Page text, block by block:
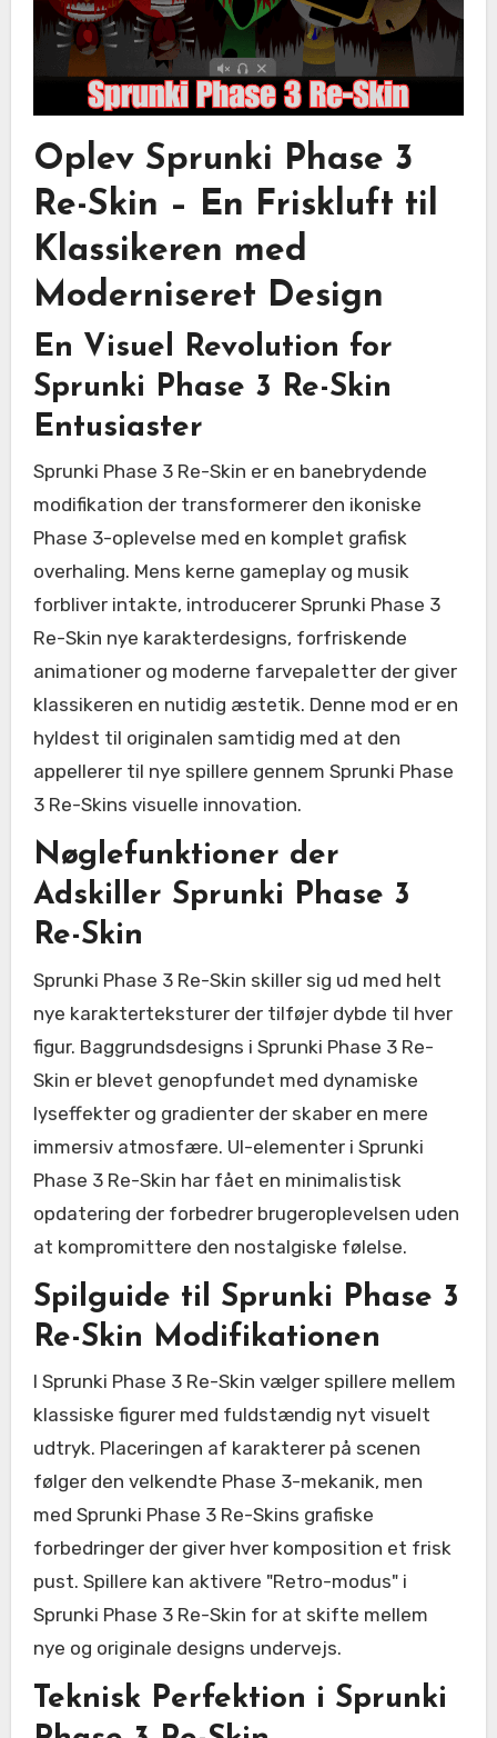
Oplev Sprunki Phase 3
Re-Skin – En Friskluft til
Klassikeren med
Moderniseret Design
En Visuel Revolution for
Sprunki Phase 3 Re-Skin
Entusiaster
Sprunki Phase 3 Re-Skin er en banebrydende
modifikation der transformerer den ikoniske
Phase 3-oplevelse med en komplet grafisk
overhaling. Mens kerne gameplay og musik
forbliver intakte, introducerer Sprunki Phase 3
Re-Skin nye karakterdesigns, forfriskende
animationer og moderne farvepaletter der giver
klassikeren en nutidig æstetik. Denne mod er en
hyldest til originalen samtidig med at den
appellerer til nye spillere gennem Sprunki Phase
3 Re-Skins visuelle innovation.
Nøglefunktioner der
Adskiller Sprunki Phase 3
Re-Skin
Sprunki Phase 3 Re-Skin skiller sig ud med helt
nye karakterteksturer der tilføjer dybde til hver
figur. Baggrundsdesigns i Sprunki Phase 3 Re-
Skin er blevet genopfundet med dynamiske
lyseffekter og gradienter der skaber en mere
immersiv atmosfære. UI-elementer i Sprunki
Phase 3 Re-Skin har fået en minimalistisk
opdatering der forbedrer brugeroplevelsen uden
at kompromittere den nostalgiske følelse.
Spilguide til Sprunki Phase 3
Re-Skin Modifikationen
I Sprunki Phase 3 Re-Skin vælger spillere mellem
klassiske figurer med fuldstændig nyt visuelt
udtryk. Placeringen af karakterer på scenen
følger den velkendte Phase 3-mekanik, men
med Sprunki Phase 3 Re-Skins grafiske
forbedringer der giver hver komposition et frisk
pust. Spillere kan aktivere "Retro-modus" i
Sprunki Phase 3 Re-Skin for at skifte mellem
nye og originale designs undervejs.
Teknisk Perfektion i Sprunki